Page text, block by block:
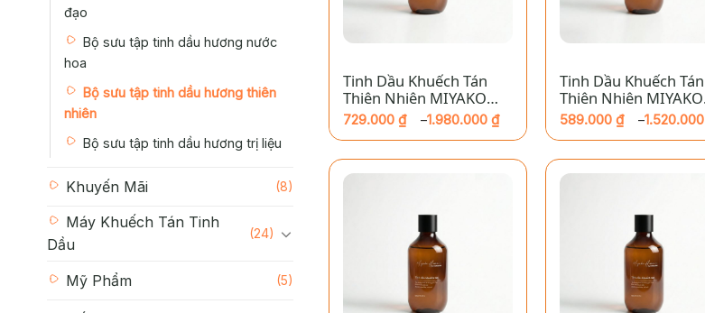
đạo
Bộ sưu tập tinh dầu hương nước
hoa
Bộ sưu tập tinh dầu hương thiên
nhiên
Bộ sưu tập tinh dầu hương trị liệu
Khuyến Mãi (8)
Máy Khuếch Tán Tinh
Dầu
(24)
Mỹ Phẩm (5)
Tinh Dầu Khuếch Tán
Thiên Nhiên MIYAKO
HOME – Bạc Hà
729.000₫ –1.980.000₫
giá:
từ
đến
Tinh Dầu Khuếch Tán
Thiên Nhiên MIYAKO
HOME – Cam Trong
589.000 ₫ –1.520.000
giá:
từ
đến